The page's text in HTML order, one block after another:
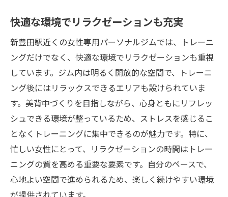
定期的な体力測定で進捗を確認
新豊田駅徒歩圏内美しい背中を目指す女性専用
パーソナルジム
徒歩圏内で通いやすいジムの魅力
駅近だからこその時間効率の良さ
ジム内の設備と環境のレビュー
利用者の声から見る満足度
女性専用ならではの安心ポイント
健康維持にも最適なトレーニング
新豊田駅すぐアクセス抜群の女性専用ジムで美
背中づくり
快適な環境でリラクゼーションも充実
新豊田駅近くの女性専用パーソナルジムでは、トレーニ
ングだけでなく、快適な環境でリラクゼーションも重視
しています。ジム内は明るく開放的な空間で、トレーニ
ング後にはリラックスできるエリアも設けられていま
す。美背中づくりを目指しながら、心身ともにリフレッ
シュできる環境が整っているため、ストレスを感じるこ
となくトレーニングに集中できるのが魅力です。特に、
忙しい女性にとって、リラクゼーションの時間はトレー
ニングの質を高める重要な要素です。自分のペースで、
心地よい空間で進められるため、楽しく続けやすい環境
が提供されています。